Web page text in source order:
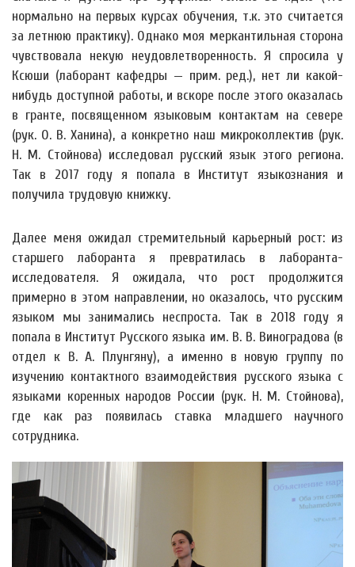
нормально на первых курсах обучения, т.к. это считается
за летнюю практику). Однако моя меркантильная сторона
чувствовала некую неудовлетворенность. Я спросила у
Ксюши (лаборант кафедры — прим. ред.), нет ли какой-
нибудь доступной работы, и вскоре после этого оказалась
в гранте, посвященном языковым контактам на севере
(рук. О. В. Ханина), а конкретно наш микроколлектив (рук.
Н. М. Стойнова) исследовал русский язык этого региона.
Так в 2017 году я попала в Институт языкознания и
получила трудовую книжку.
Далее меня ожидал стремительный карьерный рост: из
старшего лаборанта я превратилась в лаборанта-
исследователя. Я ожидала, что рост продолжится
примерно в этом направлении, но оказалось, что русским
языком мы занимались неспроста. Так в 2018 году я
попала в Институт Русского языка им. В. В. Виноградова (в
отдел к В. А. Плунгяну), а именно в новую группу по
изучению контактного взаимодействия русского языка с
языками коренных народов России (рук. Н. М. Стойнова),
где как раз появилась ставка младшего научного
сотрудника.